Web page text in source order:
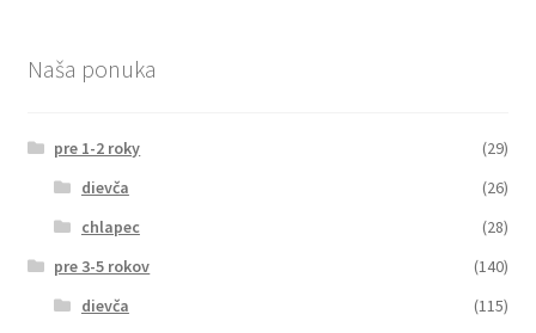
Naša ponuka
pre 1-2 roky
(29)
dievča
(26)
chlapec
(28)
pre 3-5 rokov
(140)
dievča
(115)